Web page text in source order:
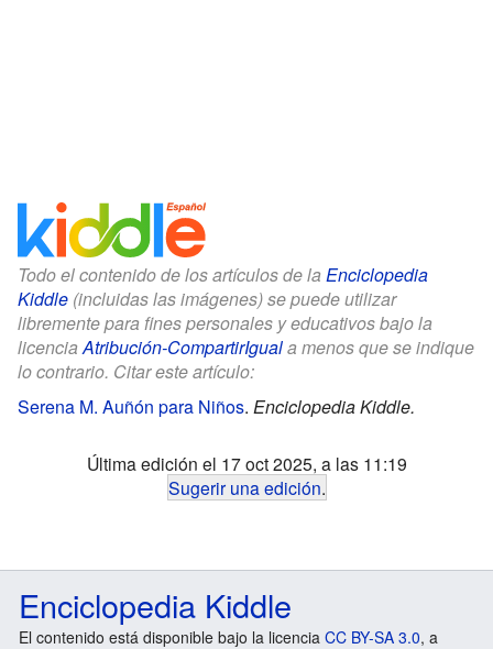
Todo el contenido de los artículos de la Enciclopedia
Kiddle (incluidas las imágenes) se puede utilizar
libremente para fines personales y educativos bajo la
licenciaAtribución-CompartirIguala menos que se indique
lo contrario. Citar este artículo:
Serena M. Auñón para Niños. Enciclopedia Kiddle.
Última edición el 17 oct 2025, a las 11:19
Sugerir una edición.
Enciclopedia Kiddle
El contenido está disponible bajo la licencia CC BY-SA 3.0, a